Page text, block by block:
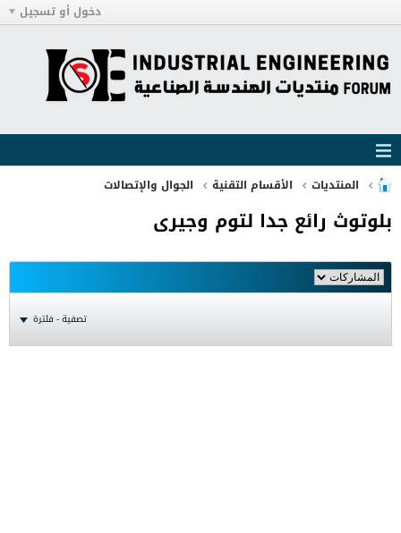
دخول أو تسجيل
المنتديات الأقسام التقنية الجوال والإتصالات
بلوتوث رائع جدا لتوم وجيرى
تصفية - فلترة